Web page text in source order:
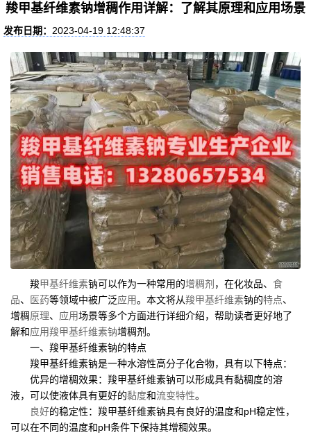
羧甲基纤维素钠增稠作用详解：了解其原理和应用场景
发布日期： 2023-04-19 12:48:37
羧甲基纤维素钠可以作为一种常用的增稠剂 ，在化妆品、 食
品、 医药等领域中被广泛应用。本文将从羧甲基纤维素钠的特点、
增稠原理、 应用场景等多个方面进行详细介绍，帮助读者更好地了
解和应用羧甲基纤维素钠增稠剂。
一、羧甲基纤维素钠的特点
羧甲基纤维素钠是一种水溶性高分子化合物，具有以下特点：
优异的增稠效果：羧甲基纤维素钠可以形成具有黏稠度的溶
液，可以使液体具有更好的黏度和流变特性。
良好的稳定性：羧甲基纤维素钠具有良好的温度和pH稳定性，
可以在不同的温度和pH条件下保持其增稠效果。